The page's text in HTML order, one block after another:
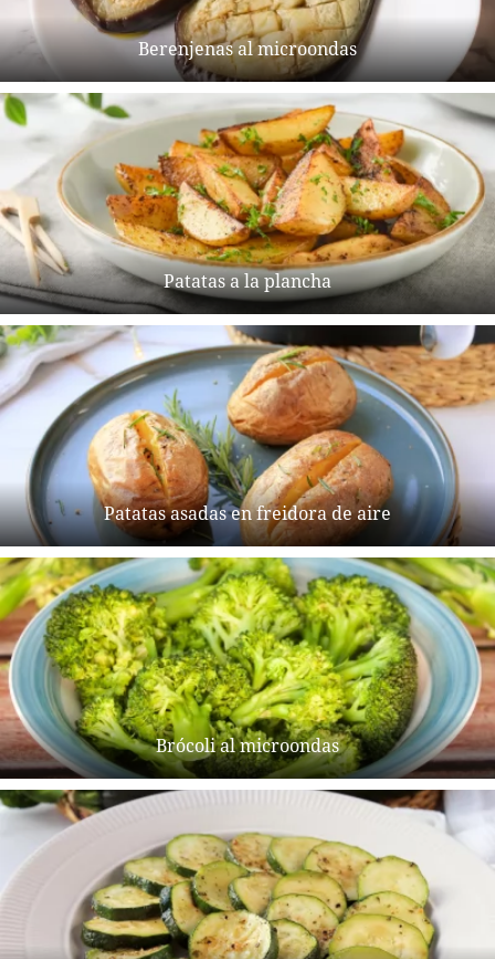
Berenjenas al microondas
Patatas a la plancha
Patatas asadas en freidora de aire
Brócoli al microondas